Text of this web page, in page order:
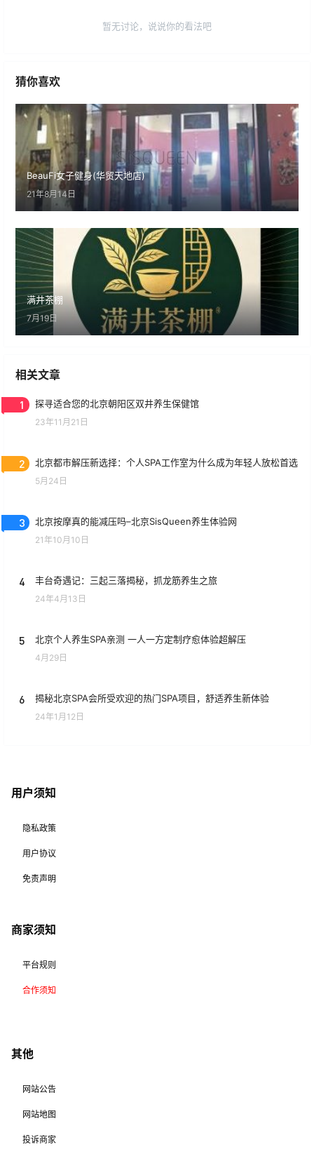
暂无讨论，说说你的看法吧
猜你喜欢
BeauFi女子健身(华贸天地店)
21年8月14日
满井茶棚
7月19日
相关文章
1 探寻适合您的北京朝阳区双井养生保健馆
23年11月21日
2 北京都市解压新选择：个人SPA工作室为什么成为年轻人放松首选
5月24日
3 北京按摩真的能减压吗–北京SisQueen养生体验网
21年10月10日
4 丰台奇遇记：三起三落揭秘，抓龙筋养生之旅
24年4月13日
5 北京个人养生SPA亲测 一人一方定制疗愈体验超解压
4月29日
6 揭秘北京SPA会所受欢迎的热门SPA项目，舒适养生新体验
24年1月12日
用户须知
隐私政策
用户协议
免责声明
商家须知
平台规则
合作须知
其他
网站公告
网站地图
投诉商家